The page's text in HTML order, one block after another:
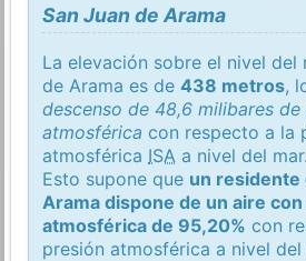
San Juan de Arama
La elevación sobre el nivel del
de Arama es de438 metros,
descenso de 48,6 milibares de
atmosférica con respecto a la
atmosférica ISA a nivel del mar.
Esto supone que un residente
Arama dispone de un aire
atmosférica de 95,20% con
presión atmosférica a nivel